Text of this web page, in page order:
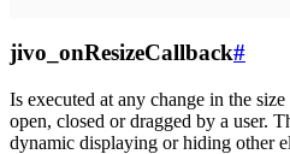
jivo_onResizeCallback#
Is executed at any change in the
open, closed or dragged by a user.
dynamic displaying or hiding other